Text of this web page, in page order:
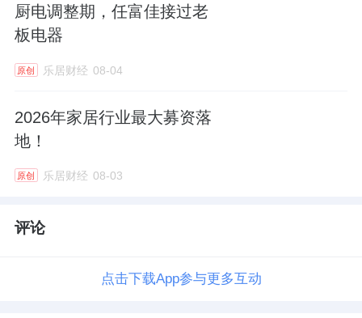
厨电调整期，任富佳接过老
板电器
原创 乐居财经 08-04
2026年家居行业最大募资落
地！
原创 乐居财经 08-03
评论
点击下载App参与更多互动